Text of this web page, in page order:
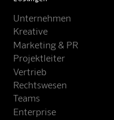
Unternehmen
Kreative
Marketing & PR
Projektleiter
Vertrieb
Rechtswesen
Teams
Enterprise